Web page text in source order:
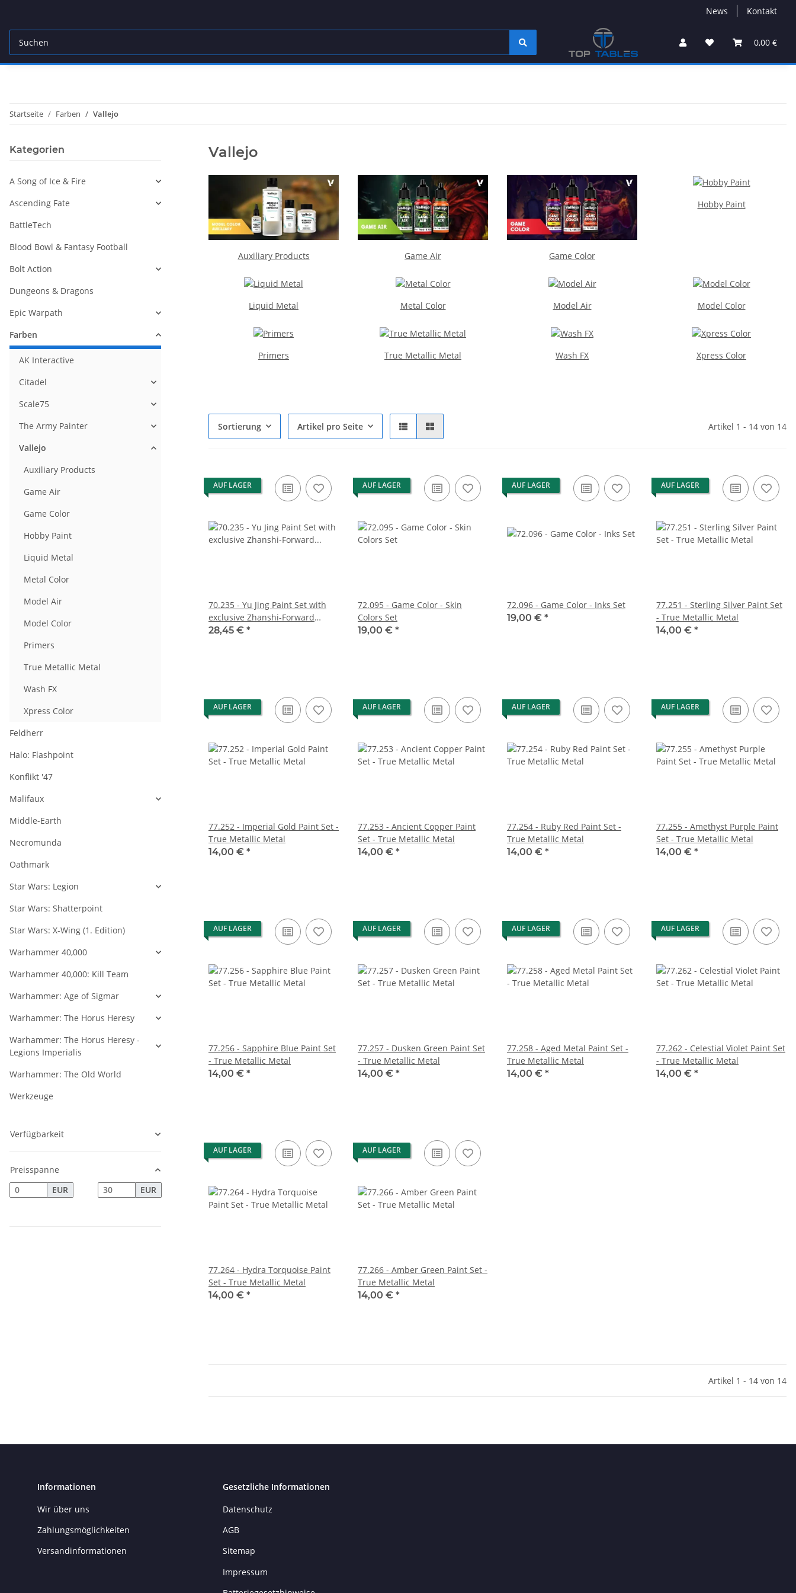
News Kontakt
0,00 €
Startseite Farben Vallejo
Vallejo
Auxiliary Products Game Air Game Color
Hobby Paint
Liquid Metal Metal Color Model Air Model Color
Primers True Metallic Metal Wash FX Xpress Color
Sortierung Artikel pro Seite Artikel 1 - 14 von 14
AUF LAGER
70.235 - Yu Jing Paint Set with
exclusive Zhanshi-Forward
Observer Miniature
28,45 € *
AUF LAGER
72.095 - Game Color - Skin
Colors Set
19,00 € *
AUF LAGER
72.096 - Game Color - Inks Set
19,00 € *
AUF LAGER
77.251 - Sterling Silver Paint Set
- True Metallic Metal
14,00 € *
AUF LAGER
77.252 - Imperial Gold Paint Set -
True Metallic Metal
14,00 € *
AUF LAGER
77.253 - Ancient Copper Paint
Set - True Metallic Metal
14,00 € *
AUF LAGER
77.254 - Ruby Red Paint Set -
True Metallic Metal
14,00 € *
AUF LAGER
77.255 - Amethyst Purple Paint
Set - True Metallic Metal
14,00 € *
AUF LAGER
77.256 - Sapphire Blue Paint Set
- True Metallic Metal
14,00 € *
AUF LAGER
77.257 - Dusken Green Paint Set
- True Metallic Metal
14,00 € *
AUF LAGER
77.258 - Aged Metal Paint Set -
True Metallic Metal
14,00 € *
AUF LAGER
77.262 - Celestial Violet Paint Set
- True Metallic Metal
14,00 € *
AUF LAGER
77.264 - Hydra Torquoise Paint
Set - True Metallic Metal
14,00 € *
AUF LAGER
77.266 - Amber Green Paint Set -
True Metallic Metal
14,00 € *
Artikel 1 - 14 von 14
Kategorien
A Song of Ice & Fire
Ascending Fate
BattleTech
Blood Bowl & Fantasy Football
Bolt Action
Dungeons & Dragons
Epic Warpath
Farben
AK Interactive
Citadel
Scale75
The Army Painter
Vallejo
Auxiliary Products
Game Air
Game Color
Hobby Paint
Liquid Metal
Metal Color
Model Air
Model Color
Primers
True Metallic Metal
Wash FX
Xpress Color
Feldherr
Halo: Flashpoint
Konflikt '47
Malifaux
Middle-Earth
Necromunda
Oathmark
Star Wars: Legion
Star Wars: Shatterpoint
Star Wars: X-Wing (1. Edition)
Warhammer 40,000
Warhammer 40,000: Kill Team
Warhammer: Age of Sigmar
Warhammer: The Horus Heresy
Warhammer: The Horus Heresy -
Legions Imperialis
Warhammer: The Old World
Werkzeuge
Verfügbarkeit
Preisspanne
EUR
EUR
Informationen
Wir über uns
Zahlungsmöglichkeiten
Versandinformationen
Gesetzliche Informationen
Datenschutz
AGB
Sitemap
Impressum